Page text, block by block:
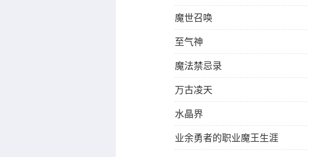
魔世召唤
至气神
魔法禁忌录
万古凌天
水晶界
业余勇者的职业魔王生涯